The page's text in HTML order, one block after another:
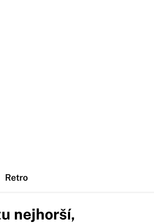
Retro
nejhorší,